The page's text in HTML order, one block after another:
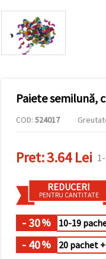
afișa
conținut și
reclame
mai
relevante,
analiză și
Puteți fi de
acord să
cookie -
"acceptati
toate!" Sau
să vă
indicați
preferințele
în setări
selectând
un tip de
Paiete semilună,
COD: 524017
Pret:3.64 Lei
REDUCERI
PENTRU CANTITATE
- 30% 10-19
- 40% 20 pachet +